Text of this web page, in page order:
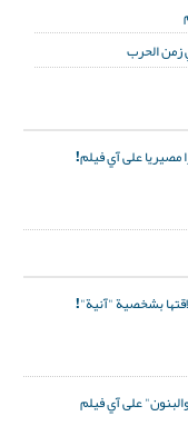
زمن الحرب
مصيريا على آي فيلم!
بشخصية "آنية"!
على آي فيلم